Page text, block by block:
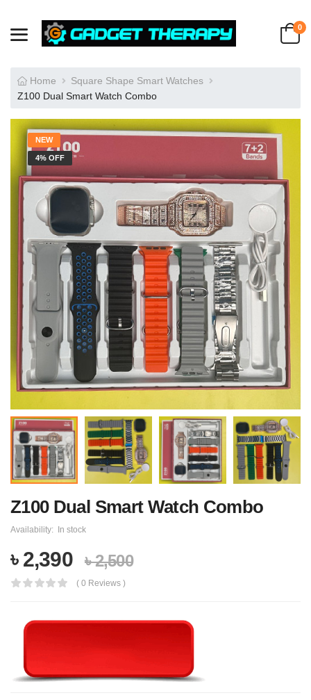
0
Home
Square Shape Smart Watches
Z100 Dual Smart Watch Combo
NEW
4% OFF
Z100 Dual Smart Watch Combo
Availability: In stock
৳ 2,390 ৳ 2,500
( 0 Reviews )